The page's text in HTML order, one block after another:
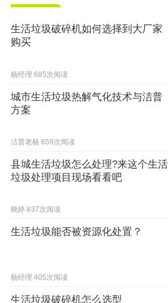
生活垃圾破碎机如何选择到大厂家
购买
杨经理 685次阅读
城市生活垃圾热解气化技术与洁普
方案
洁普老杨 659次阅读
县城生活垃圾怎么处理?来这个生活
垃圾处理项目现场看看吧
晓婷 837次阅读
生活垃圾能否被资源化处置？
杨经理 405次阅读
生活垃圾破碎机怎么选型